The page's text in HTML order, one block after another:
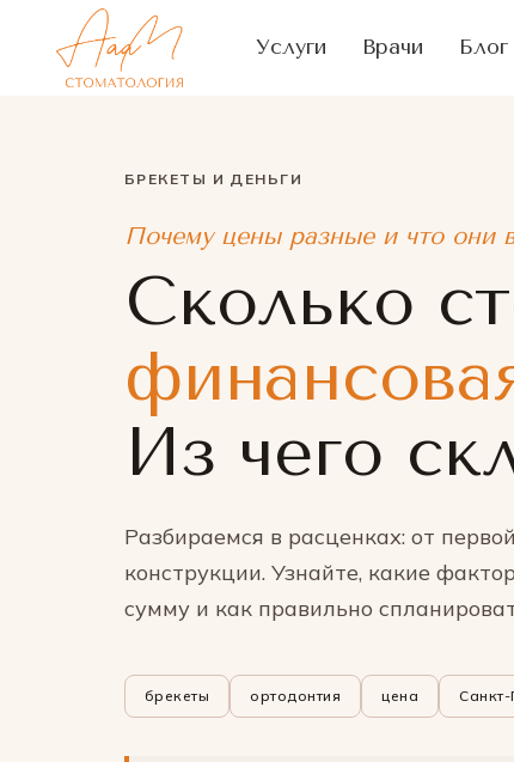
Услуги Врачи Блог
БРЕКЕТЫ И ДЕНЬГИ
Почему цены разные и что они
Сколько
Из чего
Разбираемся в расценках: от
конструкции. Узнайте, какие
сумму и как правильно
брекеты ортодонтия цена